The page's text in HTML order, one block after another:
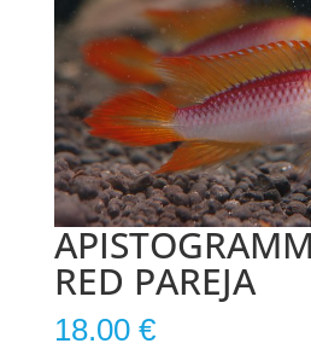
RED PAREJA
18.00 €